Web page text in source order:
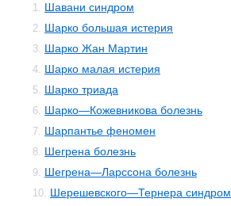
1. Шавани синдром
2. Шарко большая истерия
3. Шарко Жан Мартин
4. Шарко малая истерия
5. Шарко триада
6. Шарко—Кожевникова болезнь
7. Шарпантье феномен
8. Шегрена болезнь
9. Шегрена—Ларссона болезнь
10. Шерешевского—Тернера синдром